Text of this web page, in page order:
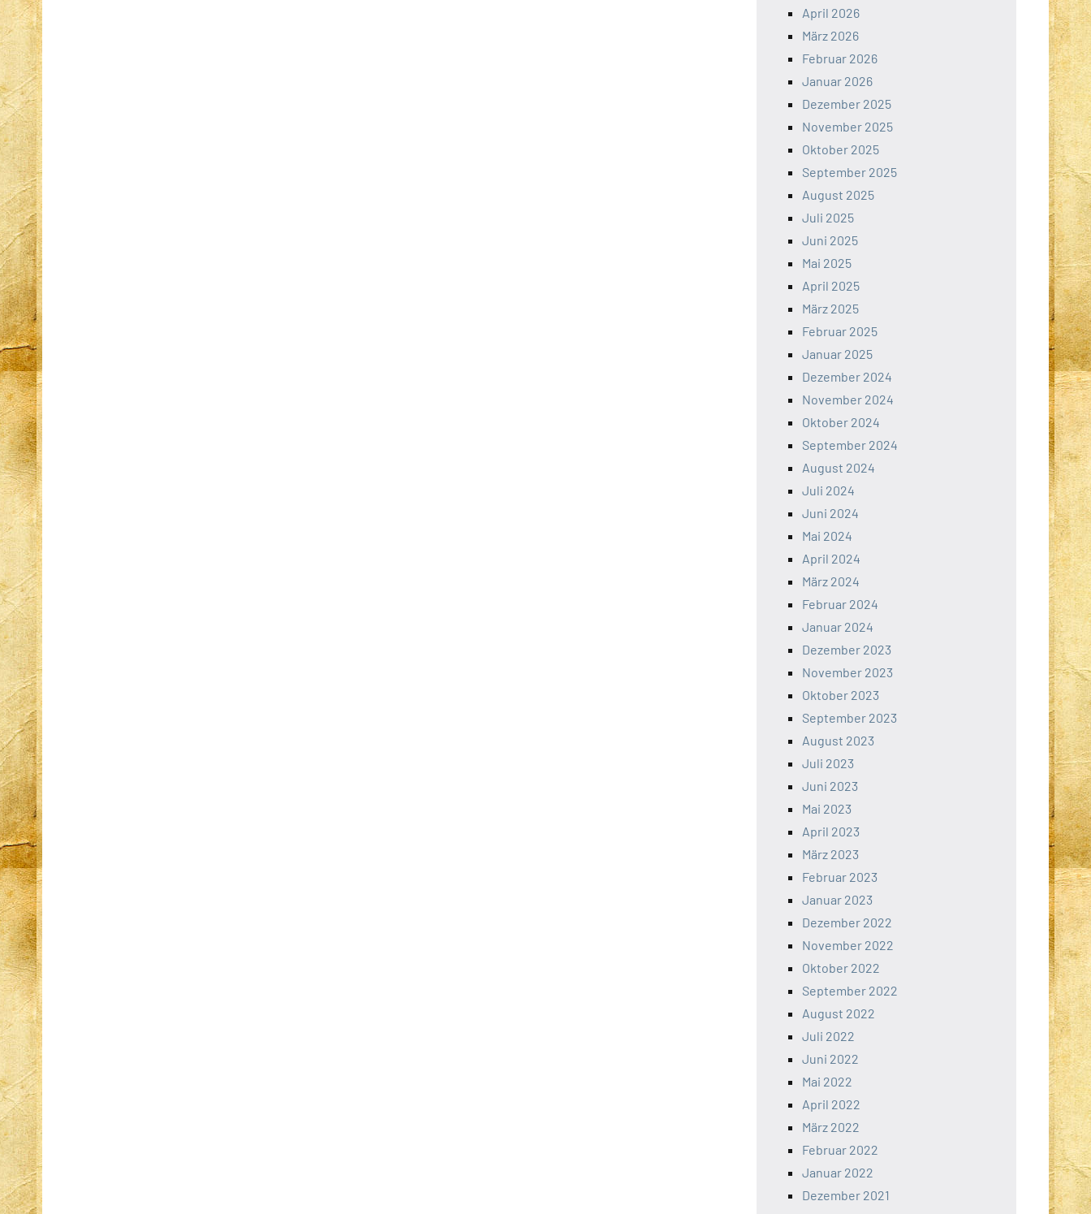
April 2026
März 2026
Februar 2026
Januar 2026
Dezember 2025
November 2025
Oktober 2025
September 2025
August 2025
Juli 2025
Juni 2025
Mai 2025
April 2025
März 2025
Februar 2025
Januar 2025
Dezember 2024
November 2024
Oktober 2024
September 2024
August 2024
Juli 2024
Juni 2024
Mai 2024
April 2024
März 2024
Februar 2024
Januar 2024
Dezember 2023
November 2023
Oktober 2023
September 2023
August 2023
Juli 2023
Juni 2023
Mai 2023
April 2023
März 2023
Februar 2023
Januar 2023
Dezember 2022
November 2022
Oktober 2022
September 2022
August 2022
Juli 2022
Juni 2022
Mai 2022
April 2022
März 2022
Februar 2022
Januar 2022
Dezember 2021